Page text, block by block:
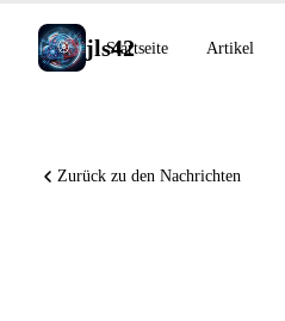
jls42
Startseite Artikel
Zurück zu den Nachrichten